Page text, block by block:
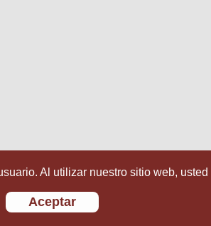
Al utilizar nuestro sitio web,
Aceptar